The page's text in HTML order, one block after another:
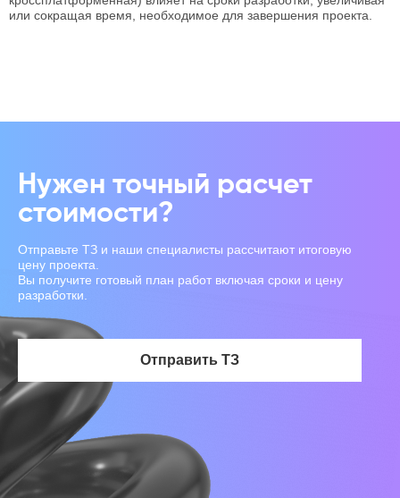
или сокращая время, необходимое для завершения проекта.
Нужен точный расчет
стоимости?
Отправьте ТЗ и наши специалисты рассчитают итоговую
цену проекта.
Вы получите готовый план работ включая сроки и цену
разработки.
Отправить ТЗ